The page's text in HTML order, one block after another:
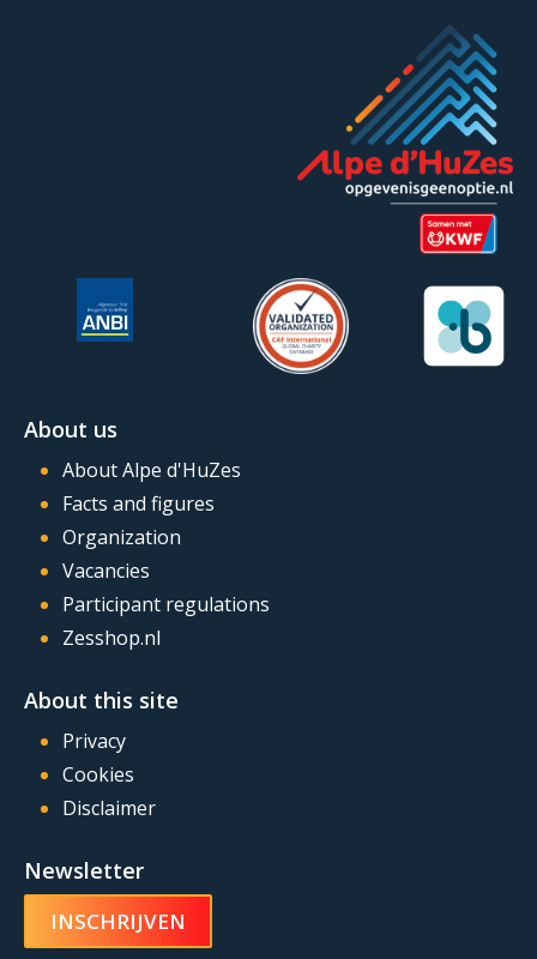
About us
About Alpe d'HuZes
Facts and figures
Organization
Vacancies
Participant regulations
Zesshop.nl
About this site
Privacy
Cookies
Disclaimer
Newsletter
INSCHRIJVEN